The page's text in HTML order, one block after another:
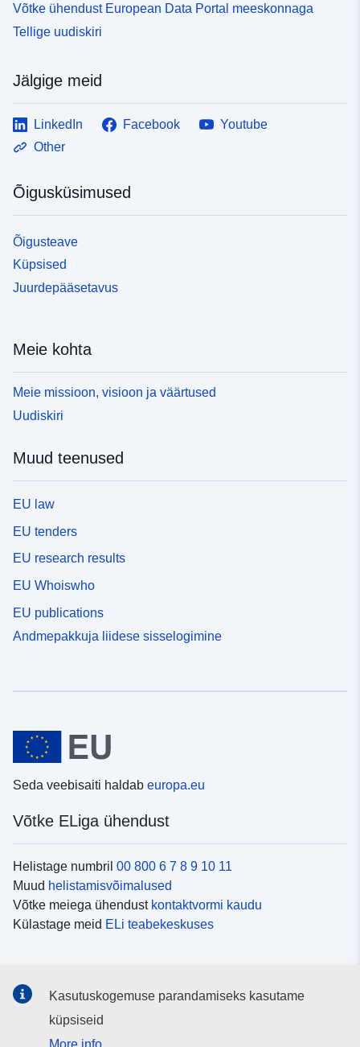
Võtke ühendust European Data Portal meeskonnaga
Tellige uudiskiri
Jälgige meid
LinkedIn Facebook
Youtube
Other
Õigusküsimused
Õigusteave
Küpsised
Juurdepääsetavus
Meie kohta
Meie missioon, visioon ja väärtused
Uudiskiri
Muud teenused
EU law
EU tenders
EU research results
EU Whoiswho
EU publications
Andmepakkuja liidese sisselogimine
Seda veebisaiti haldab europa.eu
Võtke ELiga ühendust
Helistage numbril 00 800 6 7 8 9 10 11
Muud helistamisvõimalused
Võtke meiega ühendust kontaktvormi kaudu
Külastage meid ELi teabekeskuses
Otsige ELi teavet
Kasutuskogemuse parandamiseks kasutame
küpsiseid
More info